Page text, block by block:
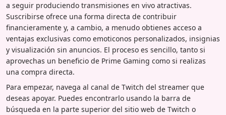
a seguir produciendo transmisiones en vivo atractivas.
Suscribirse ofrece una forma directa de contribuir
financieramente y, a cambio, a menudo obtienes acceso a
ventajas exclusivas como emoticonos personalizados, insignias
y visualización sin anuncios. El proceso es sencillo, tanto si
aprovechas un beneficio de Prime Gaming como si realizas
una compra directa.
Para empezar, navega al canal de Twitch del streamer que
deseas apoyar. Puedes encontrarlo usando la barra de
búsqueda en la parte superior del sitio web de Twitch o